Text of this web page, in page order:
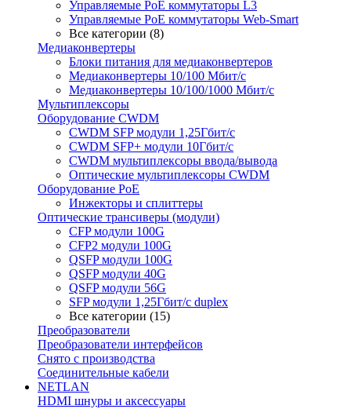
Управляемые PoE коммутаторы L3
Управляемые PoE коммутаторы Web-Smart
Все категории (8)
Медиаконвертеры
Блоки питания для медиаконвертеров
Медиаконвертеры 10/100 Мбит/с
Медиаконвертеры 10/100/1000 Мбит/c
Мультиплексоры
Оборудование CWDM
CWDM SFP модули 1,25Гбит/с
CWDM SFP+ модули 10Гбит/с
CWDM мультиплексоры ввода/вывода
Оптические мультиплексоры CWDM
Оборудование PoE
Инжекторы и сплиттеры
Оптические трансиверы (модули)
CFP модули 100G
CFP2 модули 100G
QSFP модули 100G
QSFP модули 40G
QSFP модули 56G
SFP модули 1,25Гбит/с duplex
Все категории (15)
Преобразователи
Преобразователи интерфейсов
Снято с производства
Соединительные кабели
NETLAN
HDMI шнуры и аксессуары